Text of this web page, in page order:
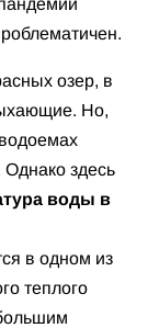
озер, в
Но,
Однако здесь
воды в
в одном из
теплого